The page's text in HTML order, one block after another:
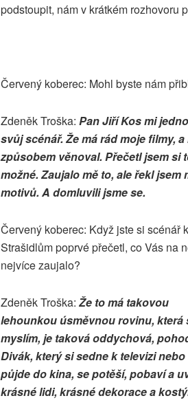
podstoupit, nám v krátkém rozhovoru
Červený koberec: Mohl byste nám
Zdeněk Troška: Pan Jiří Kos mi
svůj scénář. Že má rád moje filmy,
způsobem věnoval. Přečetl jsem si
možné. Zaujalo mě to, ale řekl
motivů. A domluvili jsme se.
Červený koberec: Když jste si scénář
Strašidlům poprvé přečetl, co Vás na
nejvíce zaujalo?
Zdeněk Troška: Že to má takovou
lehounkou úsměvnou rovinu, která
myslím, je taková oddychová,
Divák, který si sedne k televizi nebo
půjde do kina, se potěší, pobaví a
krásné lidi, krásné dekorace a